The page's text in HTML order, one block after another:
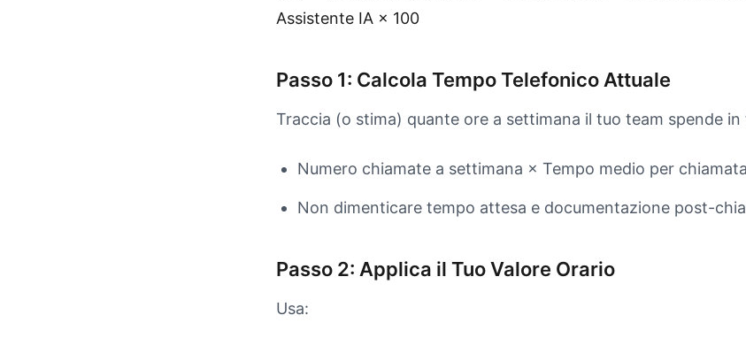
Assistente IA × 100
Passo 1: Calcola Tempo Telefonico Attuale
Traccia (o stima) quante ore a settimana il tuo team spende
Numero chiamate a settimana × Tempo medio per chiamata
Non dimenticare tempo attesa e documentazione post-
Passo 2: Applica il Tuo Valore Orario
Usa: